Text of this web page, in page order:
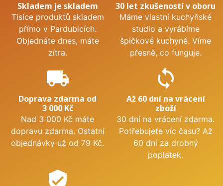
Skladem je skladem
Tisíce produktů skladem
přímo v Pardubicích.
Objednáte dnes, máte
zítra.
30 let zkušeností v oboru
Máme vlastní kuchyňské
studio a vyrábíme
špičkové kuchyně. Víme
přesně, co funguje.
local_shipping
Doprava zdarma od
3 000 Kč
Nad 3 000 Kč máte
dopravu zdarma. Ostatní
objednávky už od 79 Kč.
sync
Až 60 dní na vrácení
zboží
30 dní na vrácení zdarma.
Potřebujete víc času? Až
60 dní za drobný
poplatek.
verified_user